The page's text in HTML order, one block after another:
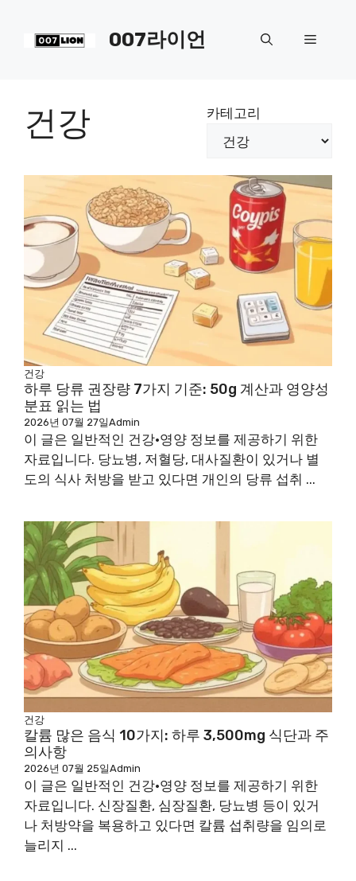
007라이언 메
건강 카테고리
건강
하루 당류 권장량 7가지 기준: 50g 계산과 영양성
분표 읽는 법
2026년 07월 27일Admin
이 글은 일반적인 건강·영양 정보를 제공하기 위한
자료입니다. 당뇨병, 저혈당, 대사질환이 있거나 별
도의 식사 처방을 받고 있다면 개인의 당류 섭취 ...
건강
칼륨 많은 음식 10가지: 하루 3,500mg 식단과 주
의사항
2026년 07월 25일Admin
이 글은 일반적인 건강·영양 정보를 제공하기 위한
자료입니다. 신장질환, 심장질환, 당뇨병 등이 있거
나 처방약을 복용하고 있다면 칼륨 섭취량을 임의로
늘리지 ...